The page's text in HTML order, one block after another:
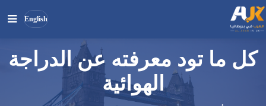
English
ابحث
بحث
كل ما تود معرفته عن الدراجة
الهوائية